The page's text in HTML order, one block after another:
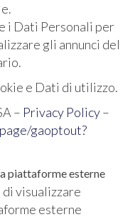
i Dati Personali per
gli annunci del
e Dati di utilizzo.
– Privacy Policy–
gaoptout?
piattaforme esterne
visualizzare
esterne